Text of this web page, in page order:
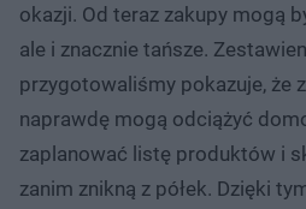
okazji. Od teraz zakupy mogą
ale i znacznie tańsze.
przygotowaliśmy pokazuje, że
naprawdę mogą odciążyć
zaplanować listę produktów i
zanim znikną z półek. Dzięki